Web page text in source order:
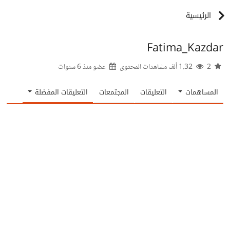
الرئيسية
Fatima_Kazdar
عضو منذ6 سنوات
المساهمات التعليقات المجتمعات التعليقات المفضلة